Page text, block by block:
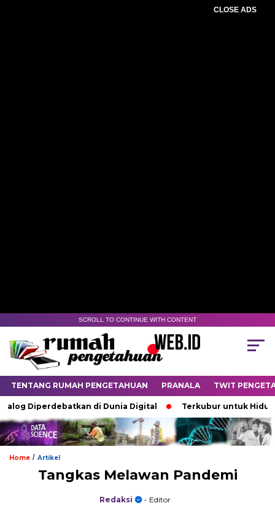
CLOSE ADS
SCROLL TO CONTINUE WITH CONTENT
TENTANG RUMAH PENGETAHUAN PRANALA TWIT
Diperdebatkan di Dunia Digital Terkubur untuk Hidup
Home / Artikel
Tangkas Melawan Pandemi
Redaksi
- Editor